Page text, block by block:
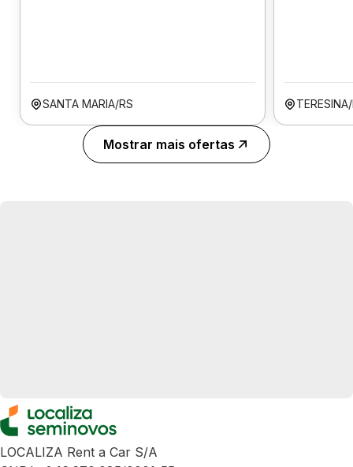
SANTA MARIA/RS
Mostrar mais ofertas
LOCALIZA Rent a Car S/A